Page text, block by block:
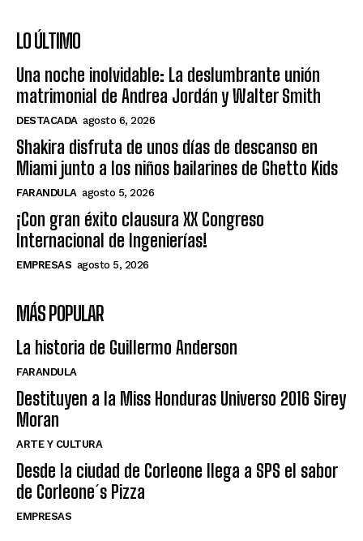
LO ÚLTIMO
Una noche inolvidable: La deslumbrante unión
matrimonial de Andrea Jordán y Walter Smith
DESTACADA agosto 6, 2026
Shakira disfruta de unos días de descanso en
Miami junto a los niños bailarines de Ghetto Kids
FARANDULA agosto 5, 2026
¡Con gran éxito clausura XX Congreso
Internacional de Ingenierías!
EMPRESAS agosto 5, 2026
MÁS POPULAR
La historia de Guillermo Anderson
FARANDULA
Destituyen a la Miss Honduras Universo 2016 Sirey
Moran
ARTE Y CULTURA
Desde la ciudad de Corleone llega a SPS el sabor
de Corleone´s Pizza
EMPRESAS